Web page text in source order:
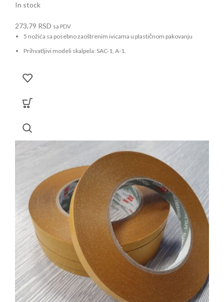
In stock
273,79 RSD sa PDV
5 nožića sa posebno zaoštrenim ivicama u plastičnom pakovanju
Prihvatljivi modeli skalpela: SAC-1, A-1.